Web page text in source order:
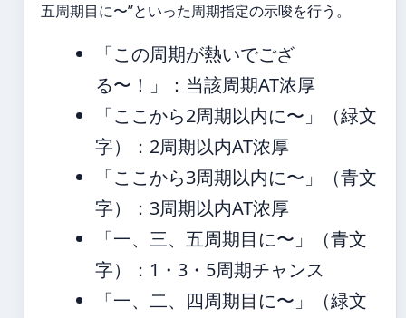
五周期目に〜”といった周期指定の示唆を行う。
「この周期が熱いでござ
る〜！」：当該周期AT浓厚
「ここから2周期以内に〜」（緑文
字）：2周期以内AT浓厚
「ここから3周期以内に〜」（青文
字）：3周期以内AT浓厚
「一、三、五周期目に〜」（青文
字）：1・3・5周期チャンス
「一、二、四周期目に〜」（緑文